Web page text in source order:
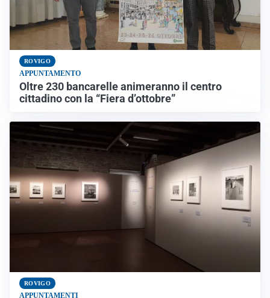
ROVIGO
APPUNTAMENTO
Oltre 230 bancarelle animeranno il centro
cittadino con la “Fiera d’ottobre”
ROVIGO
APPUNTAMENTI